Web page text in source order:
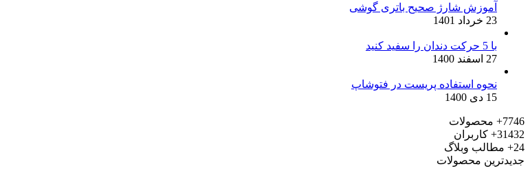
آموزش شارژ صحیح باتری گوشی
23 خرداد 1401
با 5 حرکت دندان را سفید کنید
27 اسفند 1400
نحوه استفاده پریست در فتوشاپ
15 دی 1400
7746+
محصولات
31432+
کاربران
24+
مطالب وبلاگ
جدیدترین محصولات